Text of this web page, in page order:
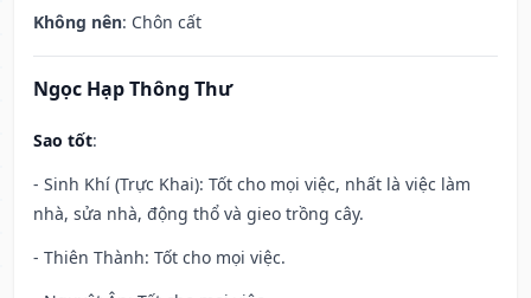
Không nên: Chôn cất
Ngọc Hạp Thông Thư
Sao tốt:
- Sinh Khí (Trực Khai): Tốt cho mọi việc, nhất là việc làm
nhà, sửa nhà, động thổ và gieo trồng cây.
- Thiên Thành: Tốt cho mọi việc.